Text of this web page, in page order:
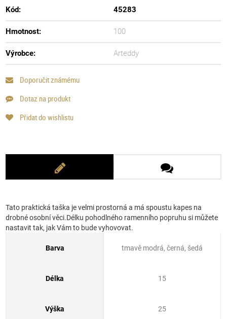
Kód: 45283
Hmotnost: 100
Výrobce: Arteddy
Doporučit známému
Dotaz na produkt
Přidat do wishlistu
Tato praktická taška je velmi prostorná a má spoustu kapes na
drobné osobní věci.Délku pohodlného ramenního popruhu si můžete
nastavit tak, jak Vám to bude vyhovovat.
Barva tmavě modrá, černá, šedá
Délka 15
Výška 25